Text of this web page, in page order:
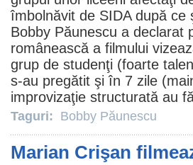
îmbolnăvit de SIDA după
Bobby Păunescu a declarat
românească a filmului
grup de studenţi (foarte
s-au pregătit şi în 7 zile
improvizaţie structurată au
Taguri: Bobby Păunescu
Marian Crişan